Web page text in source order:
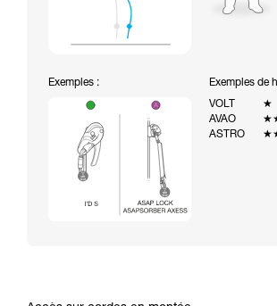
Exemples :
Exemples de
VOLT
★
AVAO
ASTRO